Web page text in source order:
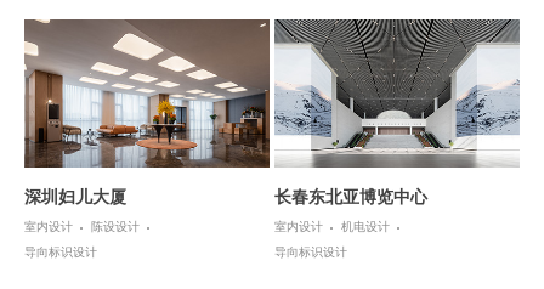
深圳妇儿大厦
室内设计
陈设设计
导向标识设计
长春东北亚博览中心
室内设计
机电设计
导向标识设计